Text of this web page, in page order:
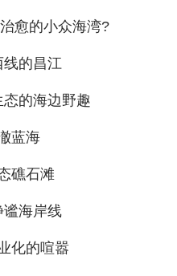
儿的小众海湾?
的昌江
的海边野趣
海
石滩
海岸线
的喧嚣